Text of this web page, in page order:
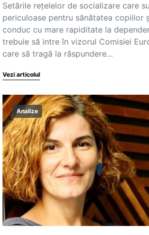
Setările rețelelor de socializare care
periculoase pentru sănătatea copiilor
conduc cu mare rapiditate la
trebuie să intre în vizorul Comisiei
care să tragă la răspundere…
Vezi articolul
Analize